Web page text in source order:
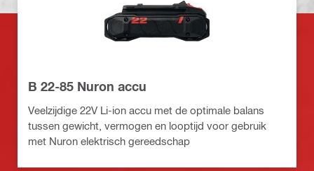
B 22-85 Nuron accu
Veelzijdige 22V Li-ion accu met de optimale balans
tussen gewicht, vermogen en looptijd voor gebruik
met Nuron elektrisch gereedschap